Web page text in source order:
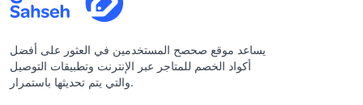
يساعد موقع صحصح المستخدمين في العثور على أفضل
أكواد الخصم للمتاجر عبر الإنترنت وتطبيقات التوصيل
والتي يتم تحديثها باستمرار.